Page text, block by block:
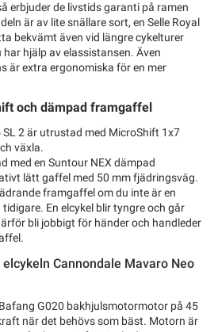
erbjuder de livstids garanti på ramen
är av lite snällare sort, en Selle Royal
bekvämt även vid längre cykelturer
hjälp av elassistansen. Även
är extra ergonomiska för en mer
och dämpad framgaffel
2 är utrustad med MicroShift 1x7
växla.
med en Suntour NEX dämpad
lätt gaffel med 50 mm fjädringsväg.
framgaffel om du inte är en
En elcykel blir tyngre och går
bli jobbigt för händer och handleder
Cannondale Mavaro Neo
G020 bakhjulsmotormotor på 45
när det behövs som bäst. Motorn är